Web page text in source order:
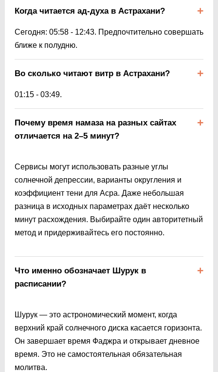
Когда читается ад-духа в Астрахани?
Сегодня: 05:58 - 12:43. Предпочтительно совершать
ближе к полудню.
Во сколько читают витр в Астрахани?
01:15 - 03:49.
Почему время намаза на разных сайтах
отличается на 2–5 минут?
Сервисы могут использовать разные углы
солнечной депрессии, варианты округления и
коэффициент тени для Асра. Даже небольшая
разница в исходных параметрах даёт несколько
минут расхождения. Выбирайте один авторитетный
метод и придерживайтесь его постоянно.
Что именно обозначает Шурук в
расписании?
Шурук — это астрономический момент, когда
верхний край солнечного диска касается горизонта.
Он завершает время Фаджра и открывает дневное
время. Это не самостоятельная обязательная
молитва.